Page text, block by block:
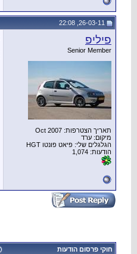
פיליפ
Senior Member
תאריך הצטרפות: Oct 2007
מיקום: ערד
הגלגלים שלי: פיאט פונטו HGT
הודעות: 1,074
חוקי פרסום הודעות